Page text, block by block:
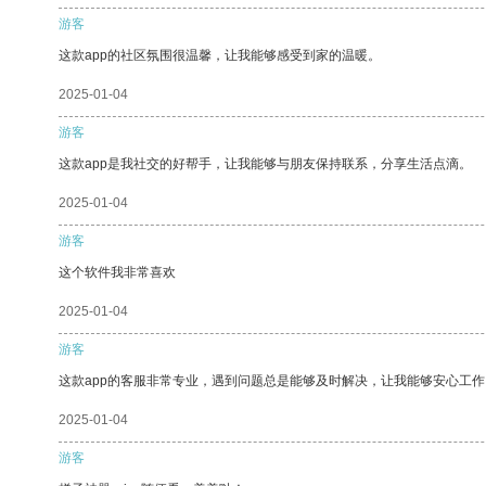
游客
这款app的社区氛围很温馨，让我能够感受到家的温暖。
2025-01-04
游客
这款app是我社交的好帮手，让我能够与朋友保持联系，分享生活点滴。
2025-01-04
游客
这个软件我非常喜欢
2025-01-04
游客
这款app的客服非常专业，遇到问题总是能够及时解决，让我能够安心工
2025-01-04
游客